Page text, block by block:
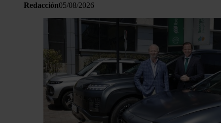
Redacción05/08/2026